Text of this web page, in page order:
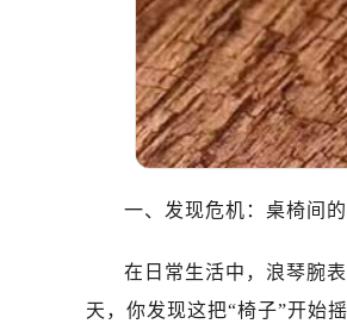
一、发现危机：桌椅间
在日常生活中，浪琴腕
天，你发现这把“椅子”开始